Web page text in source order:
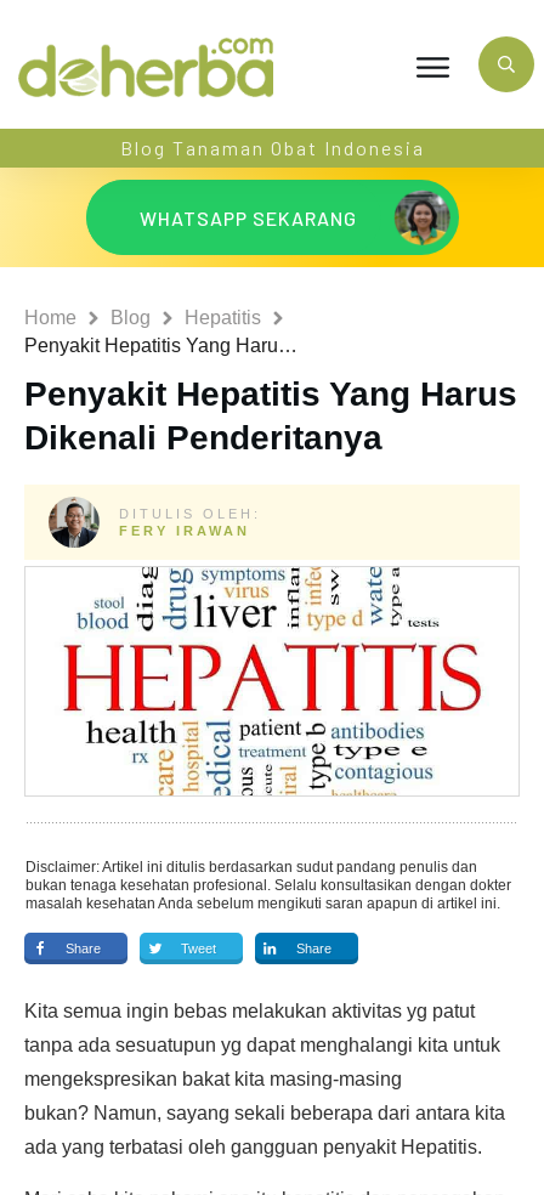
Blog Tanaman Obat Indonesia
WHATSAPP SEKARANG
Home Blog
Hepatitis
Penyakit Hepatitis Yang Harus Dikenali Penderitanya
Penyakit Hepatitis Yang Harus
Dikenali Penderitanya
DITULIS OLEH:
FERY IRAWAN
Disclaimer: Artikel ini ditulis berdasarkan sudut pandang penulis dan
bukan tenaga kesehatan profesional. Selalu konsultasikan dengan dokter
masalah kesehatan Anda sebelum mengikuti saran apapun di artikel ini.
Share Tweet Share
Kita semua ingin bebas melakukan aktivitas yg patut
tanpa ada sesuatupun yg dapat menghalangi kita untuk
mengekspresikan bakat kita masing-masing
bukan? Namun, sayang sekali beberapa dari antara kita
ada yang terbatasi oleh gangguan penyakit Hepatitis.